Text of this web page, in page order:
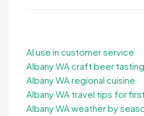
AI use in customer service
Albany WA craft beer tasting
Albany WA regional cuisine
Albany WA travel tips for
Albany WA weather by